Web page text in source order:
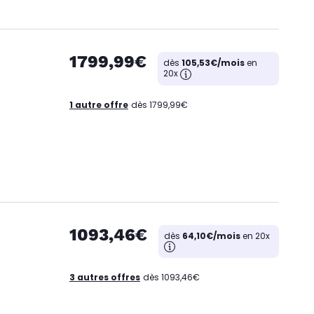
1799,99€ dès 105,53€/moisen
20x
1 autre offre dès 1799,99€
1093,46€ dès 64,10€/moisen 20x
3 autres offres dès 1093,46€